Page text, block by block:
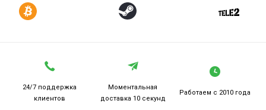
24/7 поддержка
клиентов
Моментальная
доставка 10 секунд
Работаем с 2010 года